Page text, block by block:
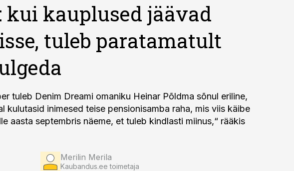
kui kauplused jäävad
tuleb paratamatult
tuleb Denim Dreami omaniku Heinar Põldma sõnul eriline,
kulutasid inimesed teise pensionisamba raha, mis viis käibe
aasta septembris näeme, et tuleb kindlasti miinus,“ rääkis
Merilin Merila
Kaubandus.ee toimetaja